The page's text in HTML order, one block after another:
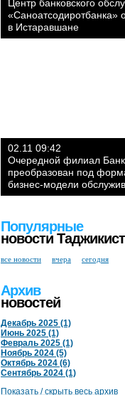
Центр банковского
«Саноатсодиротбанка»
в Истаравшане
02.11 09:42
Очередной филиал
преобразован под
бизнес-модели
Популярные
новости
все новости вчера сегодня
Архив
новостей
Декабрь 2025 (1)
Июнь 2025 (1)
Февраль 2025 (1)
Ноябрь 2024 (5)
Октябрь 2024 (6)
Сентябрь 2024 (1)
Показать / скрыть весь архив